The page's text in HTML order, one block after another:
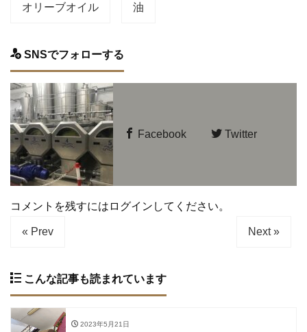
オリーブオイル 油
SNSでフォローする
Facebook Twitter
コメントを残すにはログインしてください。
« Prev Next »
こんな記事も読まれています
2023年5月21日